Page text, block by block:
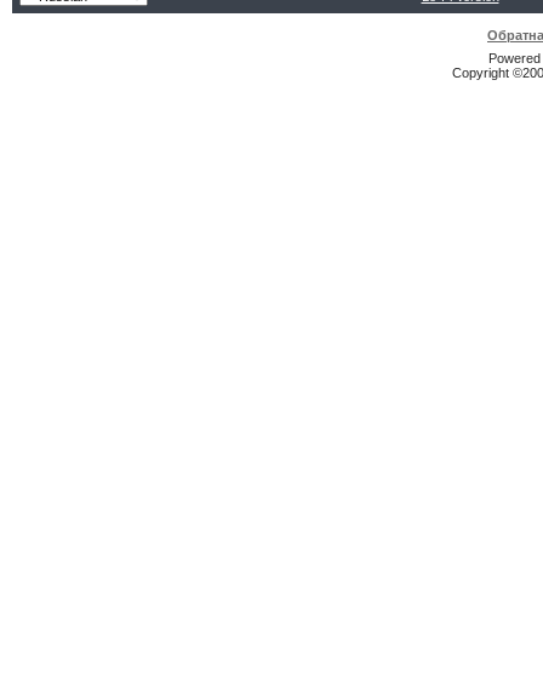
Copyright